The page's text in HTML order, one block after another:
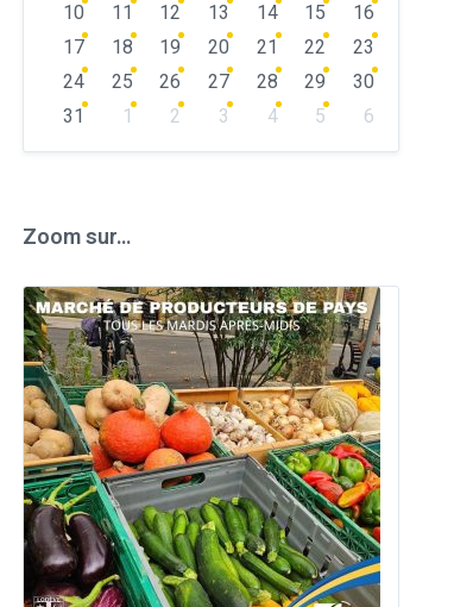
10
11 12 13 14 15
16
17
18 19 20 21 22
23
24
25 26 27 28 29
30
31
1 2 3 4 5
6
Zoom sur…